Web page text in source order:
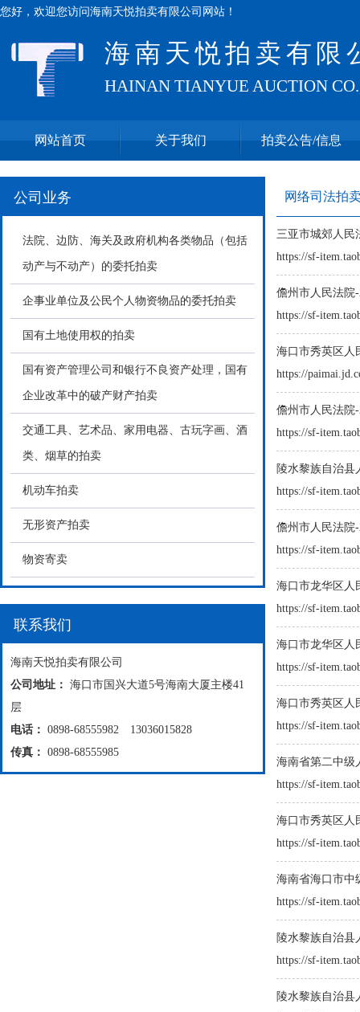
海南天悦拍卖有限
HAINAN TIANYUE AUCTION
您好，欢迎您访问海南天悦拍卖有限公司网站！
网站首页 关于我们 拍卖公告/信息
公司业务
法院、边防、海关及政府机构各类物品（包括
动产与不动产）的委托拍卖
企事业单位及公民个人物资物品的委托拍卖
国有土地使用权的拍卖
国有资产管理公司和银行不良资产处理，国有
企业改革中的破产财产拍卖
交通工具、艺术品、家用电器、古玩字画、酒
类、烟草的拍卖
机动车拍卖
无形资产拍卖
物资寄卖
联系我们
海南天悦拍卖有限公司
公司地址： 海口市国兴大道5号海南大厦主楼41
层
电话： 0898-68555982 13036015828
传真： 0898-68555985
网络司法拍
三亚市城郊人民
https://sf-
儋州市人民法院
https://sf-
海口市秀英区人
https://
儋州市人民法院
https://sf-
https://sf-
儋州市人民法院
https://sf-
海口市龙华区人
https://sf-
海口市龙华区人
https://sf-
海口市秀英区人
https://sf-
海南省第二中级
https://sf-
海口市秀英区人
https://sf-
海南省海口市中
https://sf-
陵水黎族自治县
https://sf-
陵水黎族自治县